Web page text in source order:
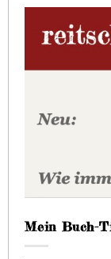
Mein Buch-